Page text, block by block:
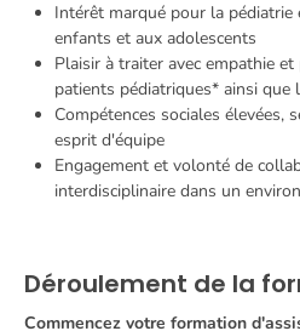
Intérêt marqué pour la pédiatrie
enfants et aux adolescents
Plaisir à traiter avec empathie
patients pédiatriques* ainsi que
Compétences sociales élevées,
esprit d'équipe
Engagement et volonté de
interdisciplinaire dans un
Déroulement de la
Commencez votre formation